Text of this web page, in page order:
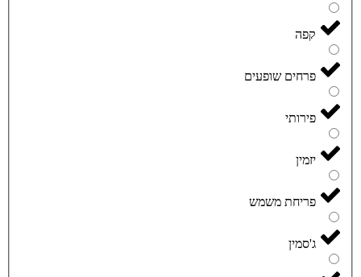
קפה
פרחים שופעים
פירותי
יזמין
פריחת משמש
ג'סמין